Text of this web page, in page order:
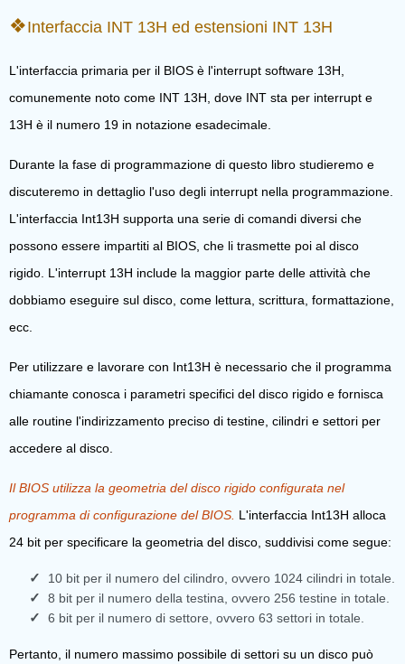
Interfaccia INT 13H ed estensioni INT 13H
L'interfaccia primaria per il BIOS è l'interrupt software 13H,
comunemente noto come INT 13H, dove INT sta per interrupt e
13H è il numero 19 in notazione esadecimale.
Durante la fase di programmazione di questo libro studieremo e
discuteremo in dettaglio l'uso degli interrupt nella programmazione.
L'interfaccia Int13H supporta una serie di comandi diversi che
possono essere impartiti al BIOS, che li trasmette poi al disco
rigido. L'interrupt 13H include la maggior parte delle attività che
dobbiamo eseguire sul disco, come lettura, scrittura, formattazione,
ecc.
Per utilizzare e lavorare con Int13H è necessario che il programma
chiamante conosca i parametri specifici del disco rigido e fornisca
alle routine l'indirizzamento preciso di testine, cilindri e settori per
accedere al disco.
Il BIOS utilizza la geometria del disco rigido configurata nel
programma di configurazione del BIOS. L'interfaccia Int13H alloca
24 bit per specificare la geometria del disco, suddivisi come segue:
10 bit per il numero del cilindro, ovvero 1024 cilindri in totale.
8 bit per il numero della testina, ovvero 256 testine in totale.
6 bit per il numero di settore, ovvero 63 settori in totale.
Pertanto, il numero massimo possibile di settori su un disco può